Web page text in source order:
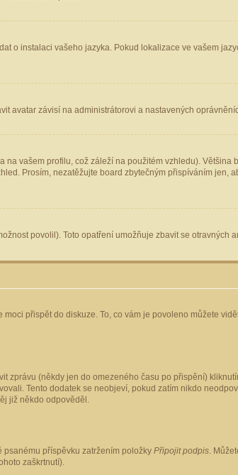
instalaci vašeho jazyka. Pokud lokalizace ve vašem
avatar závisí na administrátorovi a nastavených
vašem profilu, což záleží na použitém vzhledu).
Prosím, nezatěžujte board zbytečným přispíváním jen,
povolil). Toto opatření umožňuje zbavit se otravných
přispět do diskuze. To, co vám je povoleno můžete
zprávu (někdy jen do omezeného času po přispění)
Tento dodatek se neobjeví, pokud zatím nikdo
již někdo odpověděl.
psanému příspěvku zatržením položky Připojit podpis.
zaškrtnutí).